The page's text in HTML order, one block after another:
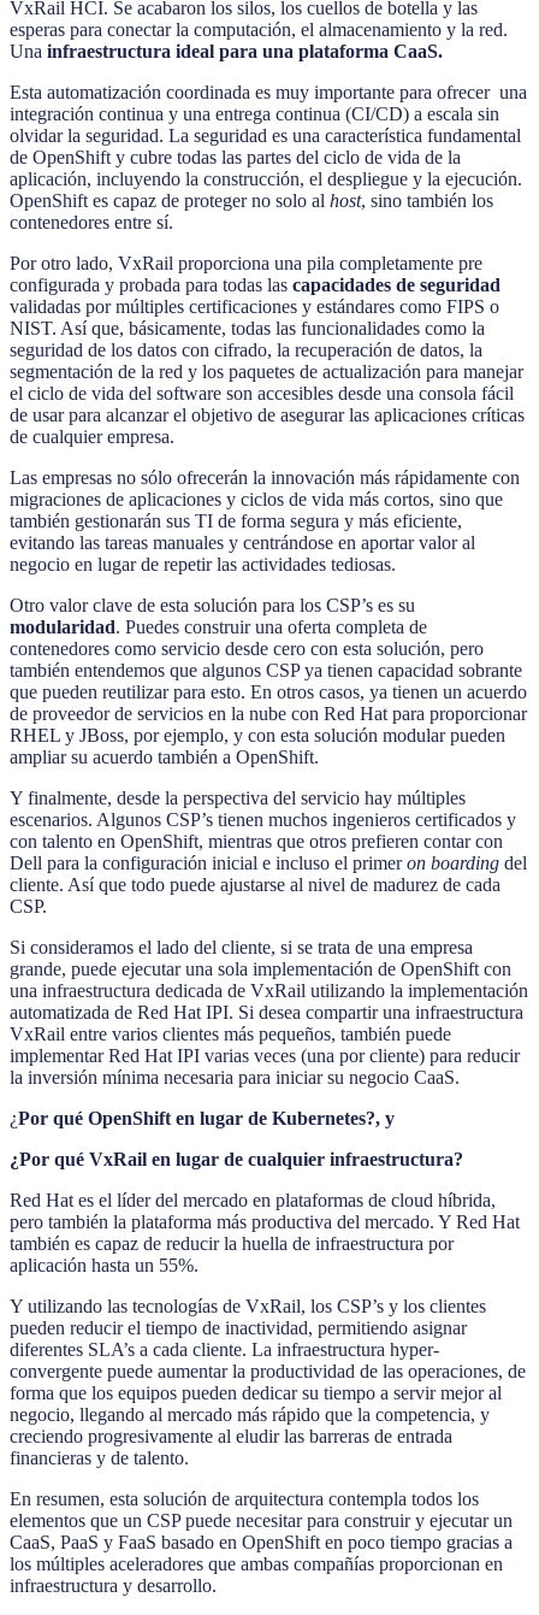
VxRail HCI. Se acabaron los silos, los cuellos de botella y las
esperas para conectar la computación, el almacenamiento y la red.
Una infraestructura ideal para una plataforma CaaS.
Esta automatización coordinada es muy importante para ofrecer una
integración continua y una entrega continua (CI/CD) a escala sin
olvidar la seguridad. La seguridad es una característica fundamental
de OpenShift y cubre todas las partes del ciclo de vida de la
aplicación, incluyendo la construcción, el despliegue y la ejecución.
OpenShift es capaz de proteger no solo al host, sino también los
contenedores entre sí.
Por otro lado, VxRail proporciona una pila completamente pre
configurada y probada para todas las capacidades de seguridad
validadas por múltiples certificaciones y estándares como FIPS o
NIST. Así que, básicamente, todas las funcionalidades como la
seguridad de los datos con cifrado, la recuperación de datos, la
segmentación de la red y los paquetes de actualización para manejar
el ciclo de vida del software son accesibles desde una consola fácil
de usar para alcanzar el objetivo de asegurar las aplicaciones críticas
de cualquier empresa.
Las empresas no sólo ofrecerán la innovación más rápidamente con
migraciones de aplicaciones y ciclos de vida más cortos, sino que
también gestionarán sus TI de forma segura y más eficiente,
evitando las tareas manuales y centrándose en aportar valor al
negocio en lugar de repetir las actividades tediosas.
Otro valor clave de esta solución para los CSP’s es su
modularidad. Puedes construir una oferta completa de
contenedores como servicio desde cero con esta solución, pero
también entendemos que algunos CSP ya tienen capacidad sobrante
que pueden reutilizar para esto. En otros casos, ya tienen un acuerdo
de proveedor de servicios en la nube con Red Hat para proporcionar
RHEL y JBoss, por ejemplo, y con esta solución modular pueden
ampliar su acuerdo también a OpenShift.
Y finalmente, desde la perspectiva del servicio hay múltiples
escenarios. Algunos CSP’s tienen muchos ingenieros certificados y
con talento en OpenShift, mientras que otros prefieren contar con
Dell para la configuración inicial e incluso el primeron boarding del
cliente. Así que todo puede ajustarse al nivel de madurez de cada
CSP.
Si consideramos el lado del cliente, si se trata de una empresa
grande, puede ejecutar una sola implementación de OpenShift con
una infraestructura dedicada de VxRail utilizando la implementación
automatizada de Red Hat IPI. Si desea compartir una infraestructura
VxRail entre varios clientes más pequeños, también puede
implementar Red Hat IPI varias veces (una por cliente) para reducir
la inversión mínima necesaria para iniciar su negocio CaaS.
¿Por qué OpenShift en lugar de Kubernetes?, y
¿Por qué VxRail en lugar de cualquier infraestructura?
Red Hat es el líder del mercado en plataformas de cloud híbrida,
pero también la plataforma más productiva del mercado. Y Red Hat
también es capaz de reducir la huella de infraestructura por
aplicación hasta un 55%.
Y utilizando las tecnologías de VxRail, los CSP’s y los clientes
pueden reducir el tiempo de inactividad, permitiendo asignar
diferentes SLA’s a cada cliente. La infraestructura hyper-
convergente puede aumentar la productividad de las operaciones, de
forma que los equipos pueden dedicar su tiempo a servir mejor al
negocio, llegando al mercado más rápido que la competencia, y
creciendo progresivamente al eludir las barreras de entrada
financieras y de talento.
En resumen, esta solución de arquitectura contempla todos los
elementos que un CSP puede necesitar para construir y ejecutar un
CaaS, PaaS y FaaS basado en OpenShift en poco tiempo gracias a
los múltiples aceleradores que ambas compañías proporcionan en
infraestructura y desarrollo.